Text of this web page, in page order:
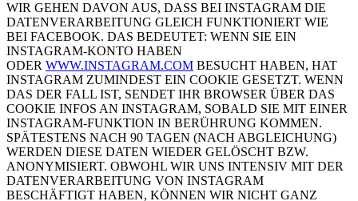
WIR GEHEN DAVON AUS, DASS BEI INSTAGRAM DIE
DATENVERARBEITUNG GLEICH FUNKTIONIERT WIE
BEI FACEBOOK. DAS BEDEUTET: WENN SIE EIN
INSTAGRAM-KONTO HABEN
ODER WWW.INSTAGRAM.COM BESUCHT HABEN, HAT
INSTAGRAM ZUMINDEST EIN COOKIE GESETZT. WENN
DAS DER FALL IST, SENDET IHR BROWSER ÜBER DAS
COOKIE INFOS AN INSTAGRAM, SOBALD SIE MIT EINER
INSTAGRAM-FUNKTION IN BERÜHRUNG KOMMEN.
SPÄTESTENS NACH 90 TAGEN (NACH ABGLEICHUNG)
WERDEN DIESE DATEN WIEDER GELÖSCHT BZW.
ANONYMISIERT. OBWOHL WIR UNS INTENSIV MIT DER
DATENVERARBEITUNG VON INSTAGRAM
BESCHÄFTIGT HABEN, KÖNNEN WIR NICHT GANZ